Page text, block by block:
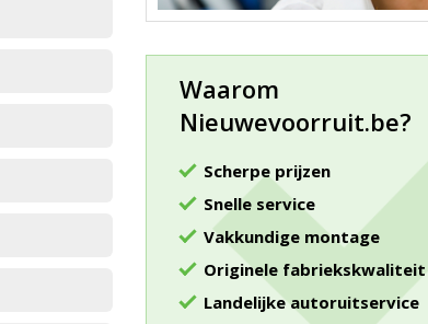
Waarom
Nieuwevoorruit.be?
Scherpe prijzen
Snelle service
Vakkundige montage
Originele fabriekskwaliteit
Landelijke autoruitservice